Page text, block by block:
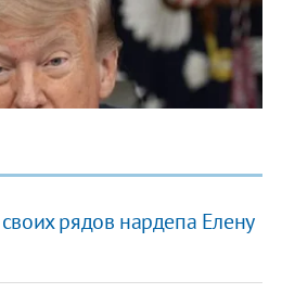
рядов нардепа Елену